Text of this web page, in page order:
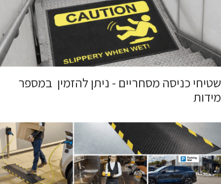
שטיחי כניסה מסחריים - ניתן להזמין במספר
מידות